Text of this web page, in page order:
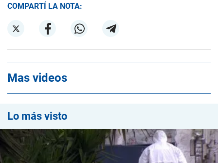
COMPARTÍ LA NOTA:
Mas videos
Lo más visto